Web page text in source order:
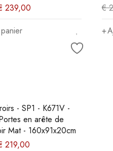
239,00
€
- SP1 - K671V -
en arête de
Mat - 160x91x20cm
219,00